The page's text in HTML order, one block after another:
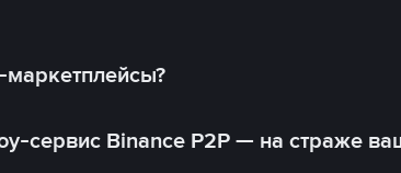
сервис Binance P2P — на страже